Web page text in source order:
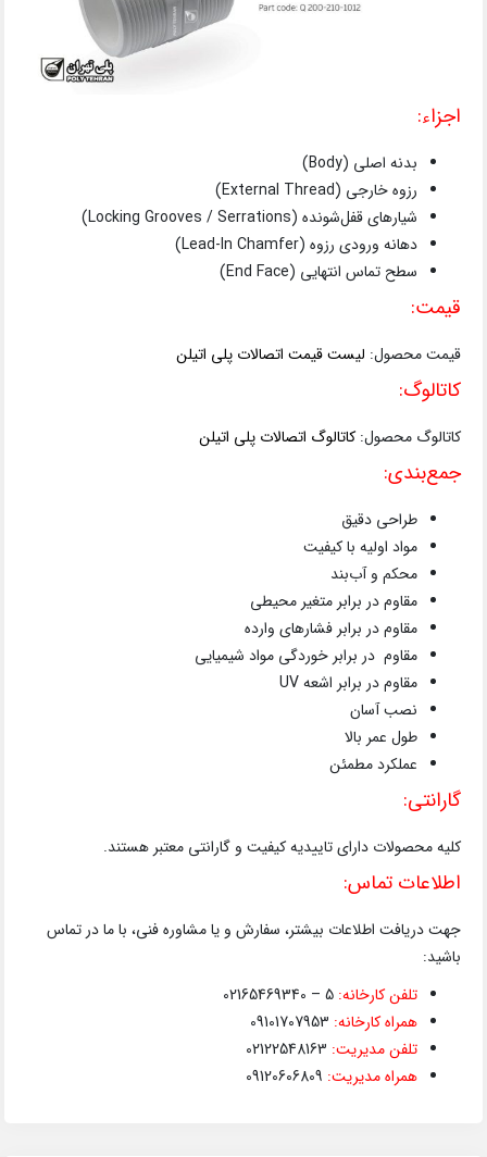
اجزاء:
بدنه اصلی (Body)
رزوه خارجی (External Thread)
شیارهای قفل‌شونده (Locking Grooves / Serrations)
دهانه ورودی رزوه (Lead-In Chamfer)
سطح تماس انتهایی (End Face)
قیمت:
قیمت محصول: لیست قیمت اتصالات پلی اتیلن
کاتالوگ:
کاتالوگ محصول:کاتالوگ اتصالات پلی اتیلن
جمع‌بندی:
طراحی دقیق
مواد اولیه با کیفیت
محکم و آب‌بند
مقاوم در برابر متغیر محیطی
مقاوم در برابر فشارهای وارده
مقاوم در برابر خوردگی مواد شیمیایی
مقاوم در برابر اشعه UV
نصب آسان
طول عمر بالا
عملکرد مطمئن
گارانتی:
کلیه محصولات دارای تاییدیه کیفیت و گارانتی معتبر هستند.
اطلاعات تماس:
جهت دریافت اطلاعات بیشتر، سفارش و یا مشاوره فنی، با ما در تماس
باشید:
تلفن کارخانه: 5 – 02165469340
همراه کارخانه:
تلفن مدیریت:
همراه مدیریت: